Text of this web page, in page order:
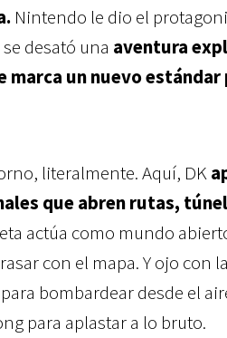
Nintendo le dio el
se desató una aventura
un nuevo estándar
literalmente. Aquí, DK
que abren rutas,
actúa como mundo
con el mapa. Y ojo con
bombardear desde el
para aplastar a lo bruto.